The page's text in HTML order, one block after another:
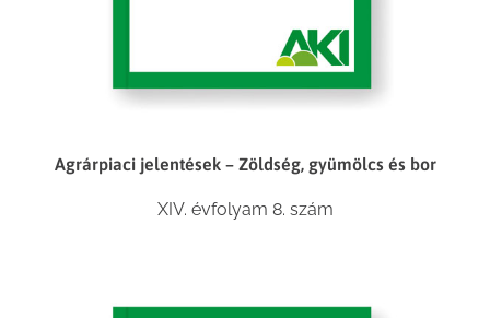
Agrárpiaci jelentések – Zöldség, gyümölcs és bor
XIV. évfolyam 8. szám